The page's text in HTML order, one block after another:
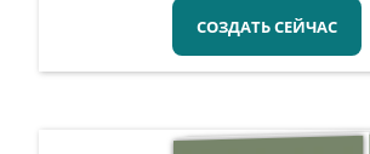
СОЗДАТЬ СЕЙЧАС